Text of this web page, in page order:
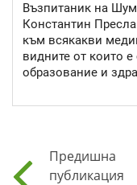
Възпитаник на
Константин
към всякакви
видните от които
образование и
Предишна
публикация